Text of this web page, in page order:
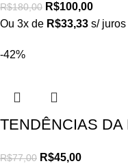
R$180,00 R$100,00
Ou 3x de R$33,33 s/ juros
-42%
TENDÊNCIAS DA
R$77,00 R$45,00